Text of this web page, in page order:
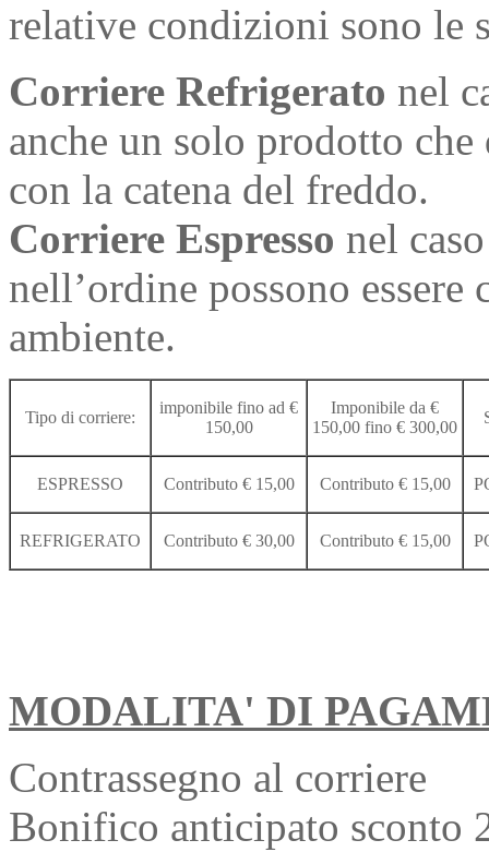
relative condizioni sono le
Corriere Refrigerato nel
anche un solo prodotto che
con la catena del freddo.
Corriere Espresso nel
nell’ordine possono essere
ambiente.
Tipo di corriere:
imponibile fino ad €
150,00
Imponibile da €
150,00 fino € 300,00
ESPRESSO Contributo € 15,00 Contributo € 15,00
REFRIGERATO Contributo € 30,00 Contributo € 15,00
MODALITA' DI
Contrassegno al corriere
Bonifico anticipato sconto